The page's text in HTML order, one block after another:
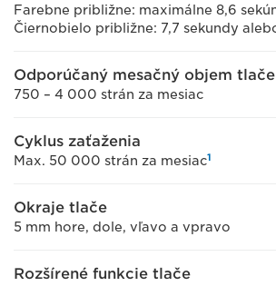
Farebne približne: maximálne 8,6
Čiernobielo približne: 7,7 sekundy
Odporúčaný mesačný objem tlače
750 – 4 000 strán za mesiac
Cyklus zaťaženia
Max. 50 000 strán za mesiac1
Okraje tlače
5 mm hore, dole, vľavo a vpravo
Rozšírené funkcie tlače